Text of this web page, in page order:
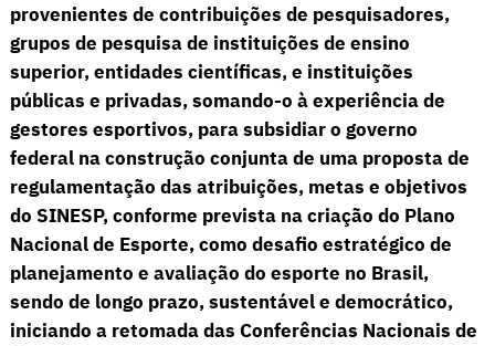
provenientes de contribuições de pesquisadores,
grupos de pesquisa de instituições de ensino
superior, entidades científicas, e instituições
públicas e privadas, somando-o à experiência de
gestores esportivos, para subsidiar o governo
federal na construção conjunta de uma proposta de
regulamentação das atribuições, metas e objetivos
do SINESP, conforme prevista na criação do Plano
Nacional de Esporte, como desafio estratégico de
planejamento e avaliação do esporte no Brasil,
sendo de longo prazo, sustentável e democrático,
iniciando a retomada das Conferências Nacionais de